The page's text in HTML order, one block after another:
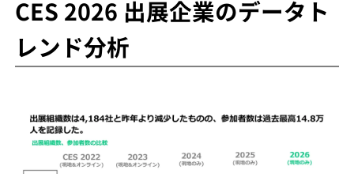
CES 2026 出展企業のデータト
レンド分析